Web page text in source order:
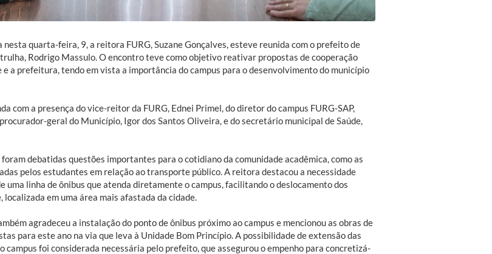
nesta quarta-feira, 9, a reitora FURG, Suzane Gonçalves, esteve reunida com o prefeito de
Rodrigo Massulo. O encontro teve como objetivo reativar propostas de cooperação
a prefeitura, tendo em vista a importância do campus para o desenvolvimento do município
com a presença do vice-reitor da FURG, Ednei Primel, do diretor do campus FURG-SAP,
geral do Município, Igor dos Santos Oliveira, e do secretário municipal de Saúde,
debatidas questões importantes para o cotidiano da comunidade acadêmica, como as
pelos estudantes em relação ao transporte público. A reitora destacou a necessidade
uma linha de ônibus que atenda diretamente o campus, facilitando o deslocamento dos
localizada em uma área mais afastada da cidade.
agradeceu a instalação do ponto de ônibus próximo ao campus e mencionou as obras de
para este ano na via que leva à Unidade Bom Princípio. A possibilidade de extensão das
campus foi considerada necessária pelo prefeito, que assegurou o empenho para concretizá-